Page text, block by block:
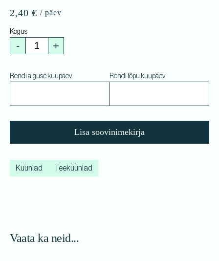
2,40 €
- +
Rendi alguse kuupäev Rendi lõpu kuupäev
Lisa soovinimekirja
Küünlad Teeküünlad
Vaata ka neid...